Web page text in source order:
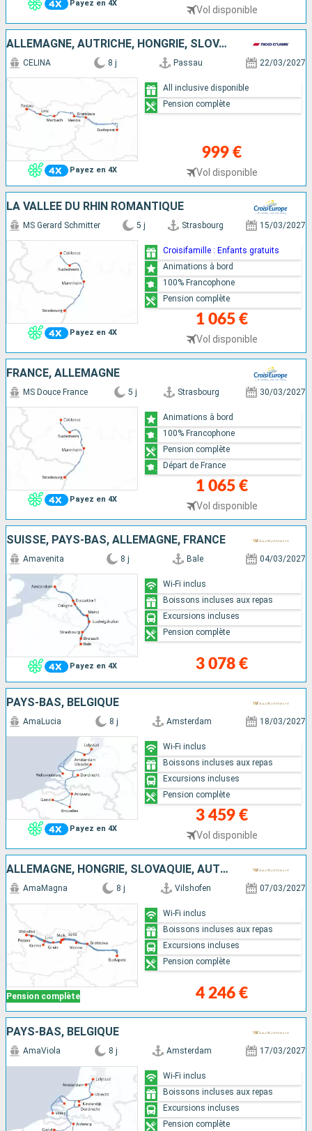
Payez en 4X
Vol disponible
ALLEMAGNE, AUTRICHE, HONGRIE, SLOVAQUIE
Payez en 4X
CELINA 8 j Passau 22/03/2027
999 €
Vol disponible
All inclusive disponible
Pension complète
LA VALLÉE DU RHIN ROMANTIQUE
Payez en 4X
MS Gerard Schmitter 5 j Strasbourg 15/03/2027
1 065 €
Vol disponible
Croisifamille : Enfants gratuits
Animations à bord
100% Francophone
Pension complète
FRANCE, ALLEMAGNE
Payez en 4X
MS Douce France 5 j Strasbourg 30/03/2027
1 065 €
Vol disponible
Animations à bord
100% Francophone
Pension complète
Départ de France
SUISSE, PAYS-BAS, ALLEMAGNE, FRANCE
Payez en 4X
Amavenita 8 j Bale 04/03/2027
3 078 €
Wi-Fi inclus
Boissons incluses aux repas
Excursions incluses
Pension complète
PAYS-BAS, BELGIQUE
Payez en 4X
AmaLucia 8 j Amsterdam 18/03/2027
3 459 €
Vol disponible
Wi-Fi inclus
Boissons incluses aux repas
Excursions incluses
Pension complète
ALLEMAGNE, HONGRIE, SLOVAQUIE, AUTRICHE
Pension complète
AmaMagna 8 j Vilshofen 07/03/2027
4 246 €
Wi-Fi inclus
Boissons incluses aux repas
Excursions incluses
Pension complète
PAYS-BAS, BELGIQUE
AmaViola 8 j Amsterdam 17/03/2027
Wi-Fi inclus
Boissons incluses aux repas
Excursions incluses
Pension complète